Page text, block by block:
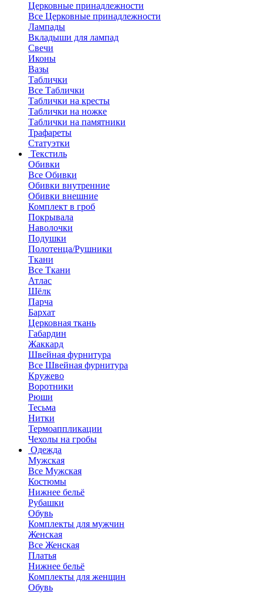
Церковные принадлежности
Все Церковные принадлежности
Лампады
Вкладыши для лампад
Свечи
Иконы
Вазы
Таблички
Все Таблички
Таблички на кресты
Таблички на ножке
Таблички на памятники
Трафареты
Статуэтки
Текстиль
Обивки
Все Обивки
Обивки внутренние
Обивки внешние
Комплект в гроб
Покрывала
Наволочки
Подушки
Полотенца/Рушники
Ткани
Все Ткани
Атлас
Шёлк
Парча
Бархат
Церковная ткань
Габардин
Жаккард
Швейная фурнитура
Все Швейная фурнитура
Кружево
Воротники
Рюши
Тесьма
Нитки
Термоаппликации
Чехолы на гробы
Одежда
Мужская
Все Мужская
Костюмы
Нижнее бельё
Рубашки
Обувь
Комплекты для мужчин
Женская
Все Женская
Платья
Нижнее бельё
Комплекты для женщин
Обувь